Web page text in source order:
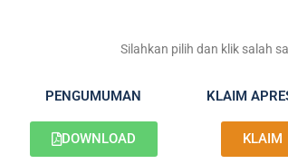
Silahkan pilih dan klik salah
PENGUMUMAN
DOWNLOAD
KLAIM
KLAIM